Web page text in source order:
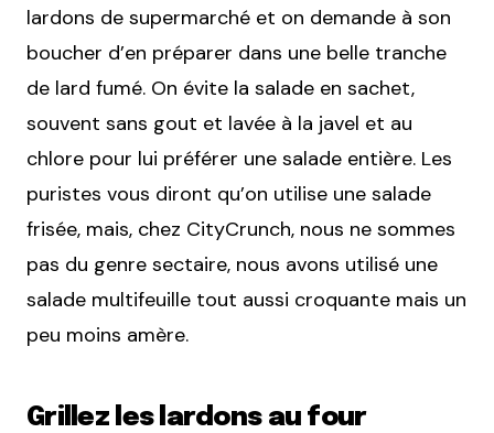
lardons de supermarché et on demande à son
boucher d’en préparer dans une belle tranche
de lard fumé. On évite la salade en sachet,
souvent sans gout et lavée à la javel et au
chlore pour lui préférer une salade entière. Les
puristes vous diront qu’on utilise une salade
frisée, mais, chez CityCrunch, nous ne sommes
pas du genre sectaire, nous avons utilisé une
salade multifeuille tout aussi croquante mais un
peu moins amère.
Grillez les lardons au four